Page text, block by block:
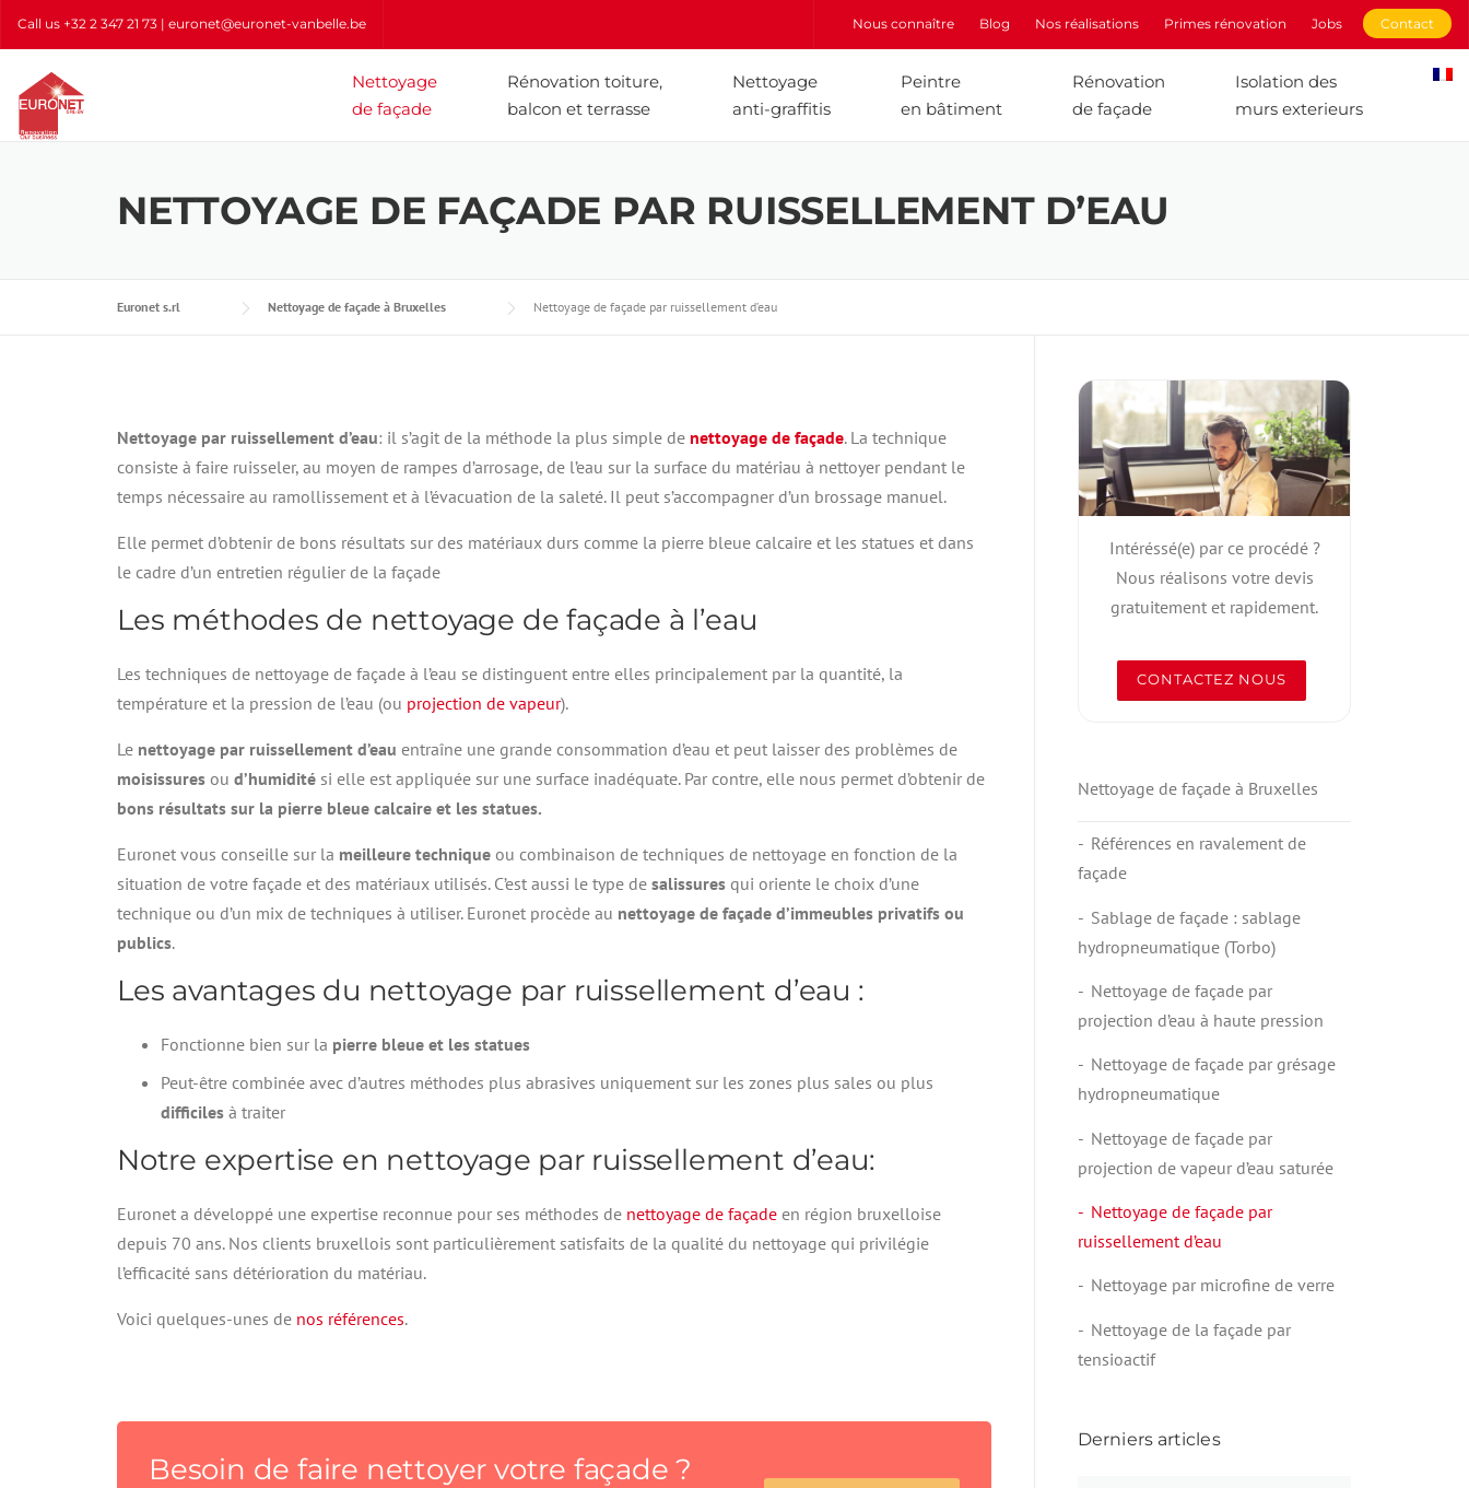
Skip
content
Call us +32 2 347 21 73 | euronet@euronet-vanbelle.be Nous connaître Blog Nos réalisations Primes rénovation Jobs Contact
Nettoyage
de façade
Rénovation toiture,
balcon et terrasse
Nettoyage
anti-graffitis
Peintre
en bâtiment
Rénovation
de façade
Isolation des
murs exterieurs
NETTOYAGE DE FAÇADE PAR RUISSELLEMENT D’EAU
Euronet s.rl Nettoyage de façade à Bruxelles Nettoyage de façade par ruissellement d’eau
Nettoyage par ruissellement d’eau: il s’agit de la méthode la plus simple de nettoyage de façade. La technique
consiste à faire ruisseler, au moyen de rampes d’arrosage, de l’eau sur la surface du matériau à nettoyer pendant le
temps nécessaire au ramollissement et à l’évacuation de la saleté. Il peut s’accompagner d’un brossage manuel.
Elle permet d’obtenir de bons résultats sur des matériaux durs comme la pierre bleue calcaire et les statues et dans
le cadre d’un entretien régulier de la façade
Les méthodes de nettoyage de façade à l’eau
Les techniques de nettoyage de façade à l’eau se distinguent entre elles principalement par la quantité, la
température et la pression de l’eau (ou projection de vapeur).
Le nettoyage par ruissellement d’eau entraîne une grande consommation d’eau et peut laisser des problèmes de
moisissures ou d’humidité si elle est appliquée sur une surface inadéquate. Par contre, elle nous permet d’obtenir de
bons résultats sur la pierre bleue calcaire et les statues.
Euronet vous conseille sur la meilleure technique ou combinaison de techniques de nettoyage en fonction de la
situation de votre façade et des matériaux utilisés. C’est aussi le type de salissures qui oriente le choix d’une
technique ou d’un mix de techniques à utiliser. Euronet procède au nettoyage de façade d’immeubles privatifs ou
publics.
Les avantages du nettoyage par ruissellement d’eau :
Fonctionne bien sur la pierre bleue et les statues
Peut-être combinée avec d’autres méthodes plus abrasives uniquement sur les zones plus sales ou plus
difficiles à traiter
Notre expertise en nettoyage par ruissellement d’eau:
Euronet a développé une expertise reconnue pour ses méthodes de nettoyage de façade en région bruxelloise
depuis 70 ans. Nos clients bruxellois sont particulièrement satisfaits de la qualité du nettoyage qui privilégie
l’efficacité sans détérioration du matériau.
Voici quelques-unes de nos références.
Besoin de faire nettoyer votre façade ?
Intéréssé(e) par ce procédé ?
Nous réalisons votre devis
gratuitement et rapidement.
CONTACTEZ NOUS
Nettoyage de façade à Bruxelles
Références en ravalement de
façade
Sablage de façade : sablage
hydropneumatique (Torbo)
Nettoyage de façade par
projection d’eau à haute pression
Nettoyage de façade par grésage
hydropneumatique
Nettoyage de façade par
projection de vapeur d’eau saturée
Nettoyage de façade par
ruissellement d’eau
Nettoyage par microfine de verre
Nettoyage de la façade par
tensioactif
Derniers articles